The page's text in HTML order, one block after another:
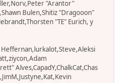
"Arantor"
Bulen,Shitiz "Dragooon"
"TE" Eurich, y
Alves,CapadY,ChalkCat,Chas